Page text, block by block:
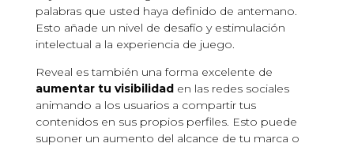
palabras que usted haya definido de antemano.
Esto añade un nivel de desafío y estimulación
intelectual a la experiencia de juego.
Reveal es también una forma excelente de
aumentar tu visibilidaden las redes sociales
animando a los usuarios a compartir tus
contenidos en sus propios perfiles. Esto puede
suponer un aumento del alcance de tu marca o